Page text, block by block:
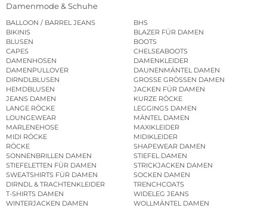
Damenmode & Schuhe
BALLOON / BARREL JEANS
BHS
BIKINIS
BLAZER FÜR DAMEN
BLUSEN
BOOTS
CAPES
CHELSEABOOTS
DAMENHOSEN
DAMENKLEIDER
DAMENPULLOVER
DAUNENMÄNTEL DAMEN
DIRNDLBLUSEN
GROSSE GRÖSSEN DAMEN
HEMDBLUSEN
JACKEN FÜR DAMEN
JEANS DAMEN
KURZE RÖCKE
LANGE RÖCKE
LEGGINGS DAMEN
LOUNGEWEAR
MÄNTEL DAMEN
MARLENEHOSE
MAXIKLEIDER
MIDI RÖCKE
MIDIKLEIDER
RÖCKE
SHAPEWEAR DAMEN
SONNENBRILLEN DAMEN
STIEFEL DAMEN
STIEFELETTEN FÜR DAMEN
STRICKJACKEN DAMEN
SWEATSHIRTS FÜR DAMEN
SOCKEN DAMEN
DIRNDL & TRACHTENKLEIDER
TRENCHCOATS
T-SHIRTS DAMEN
WIDELEG JEANS
WINTERJACKEN DAMEN
WOLLMÄNTEL DAMEN